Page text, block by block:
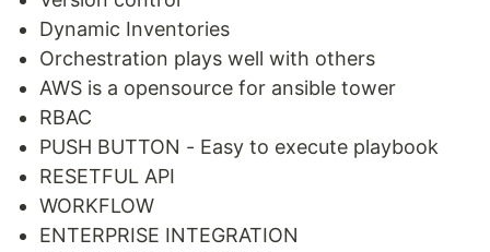
Dynamic Inventories
Orchestration plays well with others
AWS is a opensource for ansible tower
RBAC
PUSH BUTTON - Easy to execute playbook
RESETFUL API
WORKFLOW
ENTERPRISE INTEGRATION